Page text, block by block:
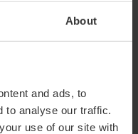
About
and ads, to
to analyse our traffic.
use of our site with
de la Ciudad